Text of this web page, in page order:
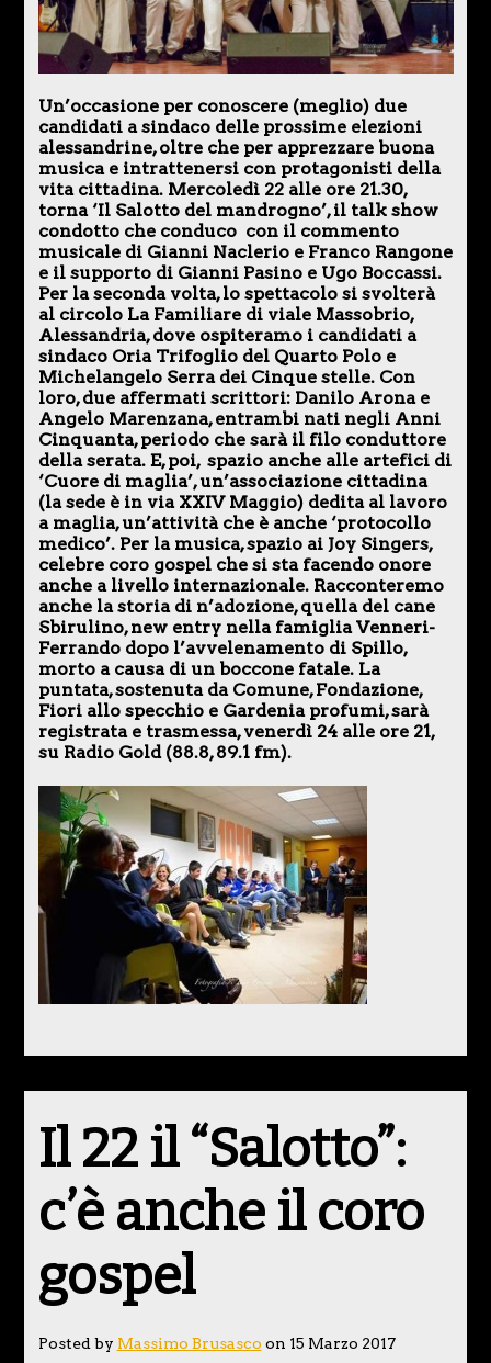
Un’occasione per conoscere (meglio) due
candidati a sindaco delle prossime elezioni
alessandrine, oltre che per apprezzare buona
musica e intrattenersi con protagonisti della
vita cittadina. Mercoledì 22 alle ore 21.30,
torna ‘Il Salotto del mandrogno’, il talk show
condotto che conduco con il commento
musicale di Gianni Naclerio e Franco Rangone
e il supporto di Gianni Pasino e Ugo Boccassi.
Per la seconda volta, lo spettacolo si svolterà
al circolo La Familiare di viale Massobrio,
Alessandria, dove ospiteramo i candidati a
sindaco Oria Trifoglio del Quarto Polo e
Michelangelo Serra dei Cinque stelle. Con
loro, due affermati scrittori: Danilo Arona e
Angelo Marenzana, entrambi nati negli Anni
Cinquanta, periodo che sarà il filo conduttore
della serata. E, poi, spazio anche alle artefici di
‘Cuore di maglia’, un’associazione cittadina
(la sede è in via XXIV Maggio) dedita al lavoro
a maglia, un’attività che è anche ‘protocollo
medico’. Per la musica, spazio ai Joy Singers,
celebre coro gospel che si sta facendo onore
anche a livello internazionale. Racconteremo
anche la storia di n’adozione, quella del cane
Sbirulino, new entry nella famiglia Venneri-
Ferrando dopo l’avvelenamento di Spillo,
morto a causa di un boccone fatale. La
puntata, sostenuta da Comune, Fondazione,
Fiori allo specchio e Gardenia profumi, sarà
registrata e trasmessa, venerdì 24 alle ore 21,
su Radio Gold (88.8, 89.1 fm).
Il 22 il “Salotto”:
c’è anche il coro
gospel
Posted by Massimo Brusasco on 15 Marzo 2017